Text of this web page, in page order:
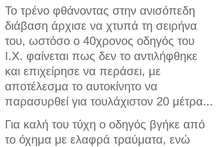
Το τρένο φθάνοντας στην ανισόπεδη
διάβαση άρχισε να χτυπά τη σειρήνα
του, ωστόσο ο 40χρονος οδηγός του
Ι.Χ. φαίνεται πως δεν το αντιλήφθηκε
και επιχείρησε να περάσει, με
αποτέλεσμα το αυτοκίνητο να
παρασυρθεί για τουλάχιστον 20 μέτρα...
Για καλή του τύχη ο οδηγός βγήκε από
το όχημα με ελαφρά τραύματα, ενώ